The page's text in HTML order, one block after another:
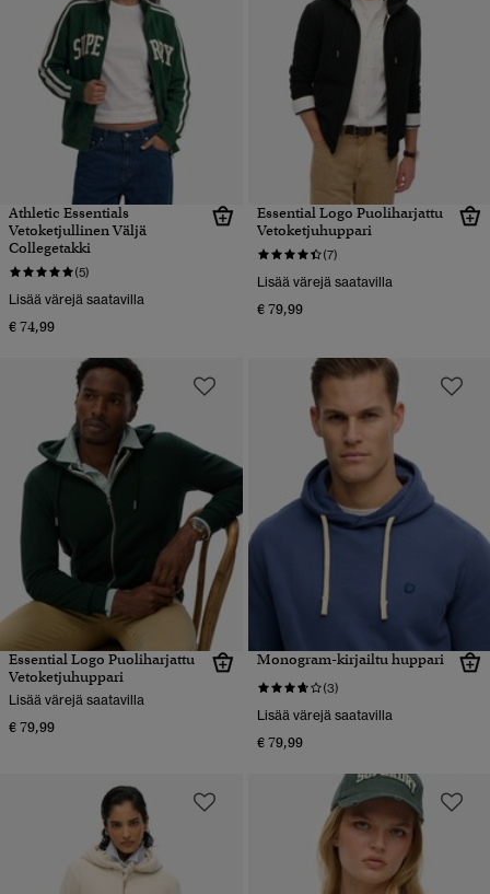
Athletic Essentials
Vetoketjullinen Väljä
Collegetakki
(5)
Lisää värejä saatavilla
€ 74,99
Essential Logo Puoliharjattu
Vetoketjuhuppari
(7)
Lisää värejä saatavilla
€ 79,99
Essential Logo Puoliharjattu
Vetoketjuhuppari
Lisää värejä saatavilla
€ 79,99
Monogram-kirjailtu huppari
(3)
Lisää värejä saatavilla
€ 79,99